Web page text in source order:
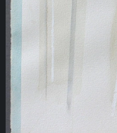
EXPOSITIONS
CONTACTS